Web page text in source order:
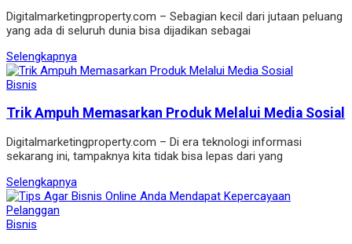
Digitalmarketingproperty.com – Sebagian kecil dari jutaan peluang
yang ada di seluruh dunia bisa dijadikan sebagai
Selengkapnya
Bisnis
Trik Ampuh Memasarkan Produk Melalui Media Sosial
Digitalmarketingproperty.com – Di era teknologi informasi
sekarang ini, tampaknya kita tidak bisa lepas dari yang
Selengkapnya
Bisnis